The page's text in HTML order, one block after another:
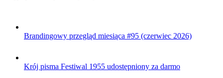
Brandingowy przegląd miesiąca #95 (czerwiec 2026)
Krój pisma Festiwal 1955 udostępniony za darmo